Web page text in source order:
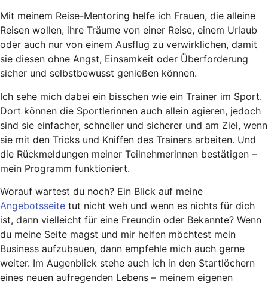
Mit meinem Reise-Mentoring helfe ich Frauen, die alleine
Reisen wollen, ihre Träume von einer Reise, einem Urlaub
oder auch nur von einem Ausflug zu verwirklichen, damit
sie diesen ohne Angst, Einsamkeit oder Überforderung
sicher und selbstbewusst genießen können.
Ich sehe mich dabei ein bisschen wie ein Trainer im Sport.
Dort können die Sportlerinnen auch allein agieren, jedoch
sind sie einfacher, schneller und sicherer und am Ziel, wenn
sie mit den Tricks und Kniffen des Trainers arbeiten. Und
die Rückmeldungen meiner Teilnehmerinnen bestätigen –
mein Programm funktioniert.
Worauf wartest du noch? Ein Blick auf meine
Angebotsseite tut nicht weh und wenn es nichts für dich
ist, dann vielleicht für eine Freundin oder Bekannte? Wenn
du meine Seite magst und mir helfen möchtest mein
Business aufzubauen, dann empfehle mich auch gerne
weiter. Im Augenblick stehe auch ich in den Startlöchern
eines neuen aufregenden Lebens – meinem eigenen